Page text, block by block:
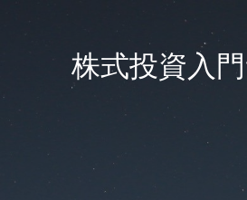
株式投資入